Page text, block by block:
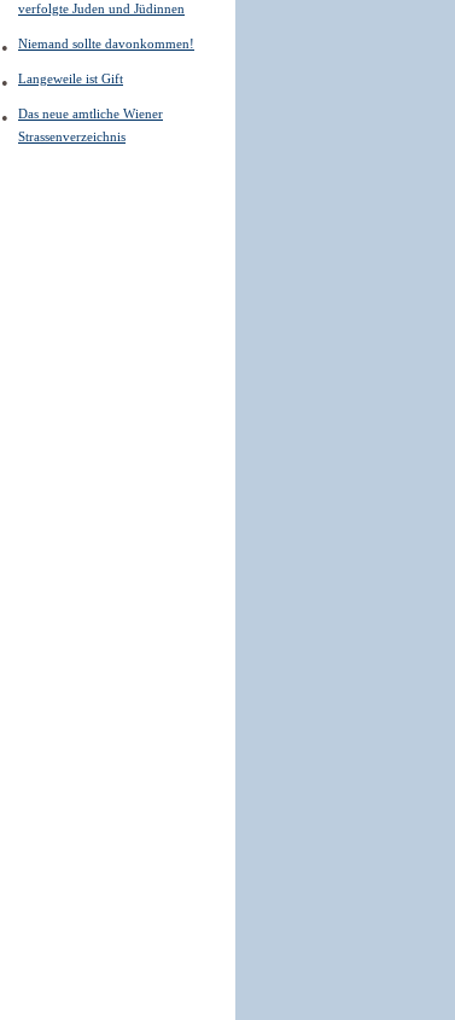
verfolgte Juden und Jüdinnen
Niemand sollte davonkommen!
Langeweile ist Gift
Das neue amtliche Wiener
Strassenverzeichnis